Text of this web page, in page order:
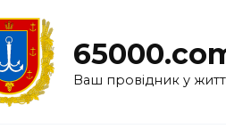
Ваш провідник у